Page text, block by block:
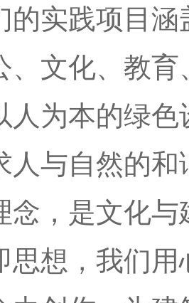
的实践项目
、文化、教
人为本的绿
人与自然的
念，是文化
思想，我们